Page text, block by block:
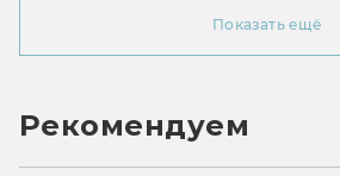
Показать ещё
Рекомендуем